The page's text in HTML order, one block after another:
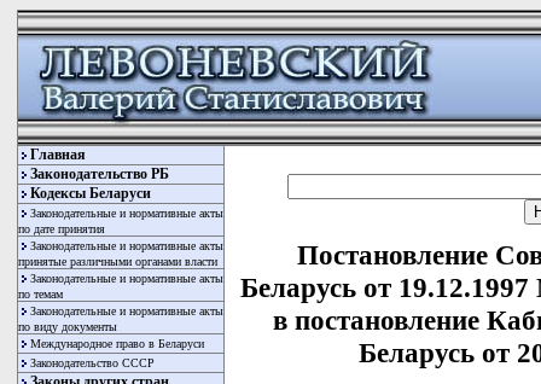
Главная
Законодательство РБ
Кодексы Беларуси
Законодательные и нормативные акты
по дате принятия
Законодательные и нормативные акты
принятые различными органами власти
Законодательные и нормативные акты
по темам
Законодательные и нормативные акты
по виду документы
Международное право в Беларуси
Законодательство СССР
Постановление
Беларусь от
в постановление
Беларусь от